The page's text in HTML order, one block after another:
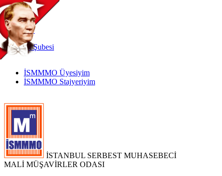
TR
|
EN
İnternetŞubesi
İSMMMO Üyesiyim
İSMMMO Stajyeriyim
İSTANBUL SERBEST MUHASEBECİ
MALİ MÜŞAVİRLER ODASI